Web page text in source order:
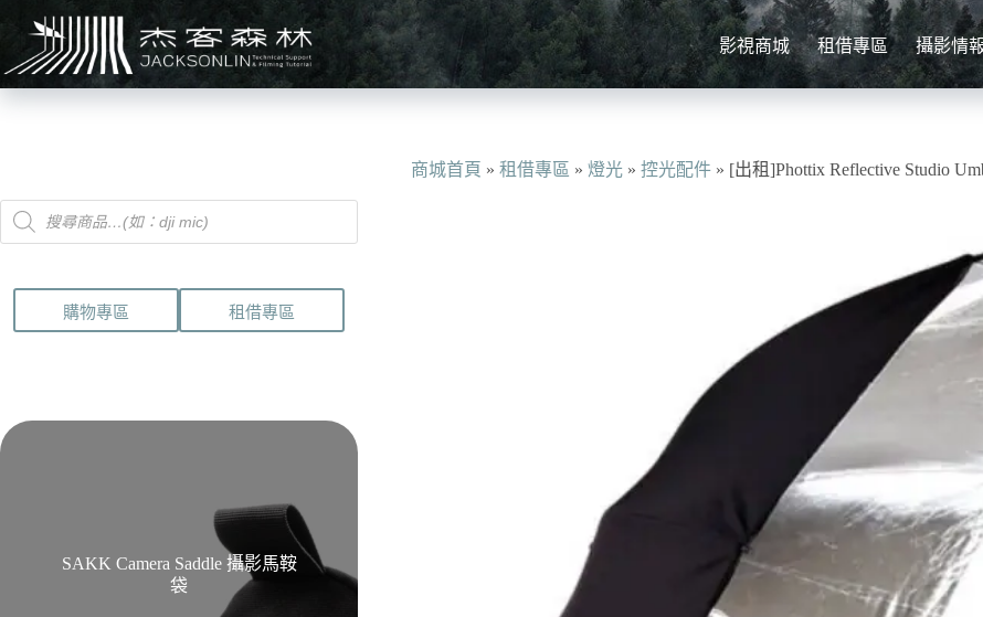
主
要
影視商城 租借專區 攝影情
商城首頁 » 租借專區 » 燈光 » 控光配件 » [出租]Phottix Reflective Studio
Products
search
購物專區 租借專區
SAKK Camera Saddle 攝影馬鞍
袋